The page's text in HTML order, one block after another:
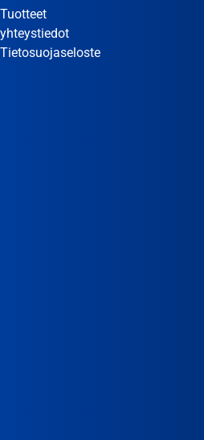
Tuotteet
yhteystiedot
Tietosuojaseloste